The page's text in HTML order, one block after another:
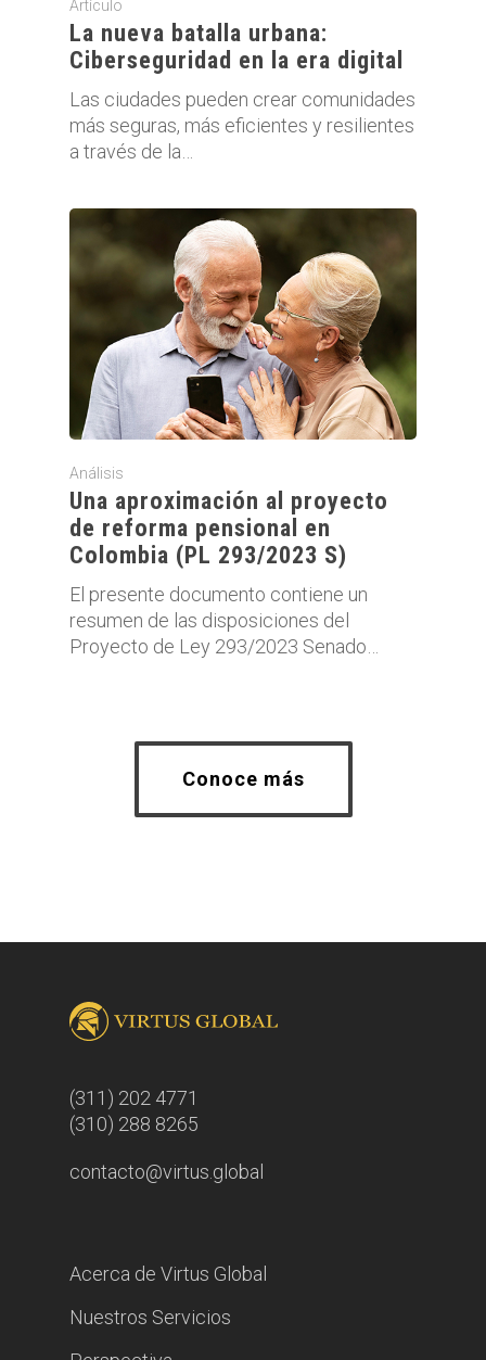
Artículo
La nueva batalla urbana:
Ciberseguridad en la era digital
Las ciudades pueden crear comunidades
más seguras, más eficientes y resilientes
a través de la…
Análisis
Una aproximación al proyecto
de reforma pensional en
Colombia (PL 293/2023 S)
El presente documento contiene un
resumen de las disposiciones del
Proyecto de Ley 293/2023 Senado…
Conoce más
(311) 202 4771
(310) 288 8265
contacto@virtus.global
Acerca de Virtus Global
Nuestros Servicios